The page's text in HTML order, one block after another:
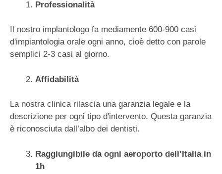
Professionalità
Il nostro implantologo fa mediamente 600-900 casi
d'impiantologia orale ogni anno, cioè detto con parole
semplici 2-3 casi al giorno.
Affidabilità
La nostra clinica rilascia una garanzia legale e la
descrizione per ogni tipo d'intervento. Questa garanzia
è riconosciuta dall’albo dei dentisti.
Raggiungibile da ogni aeroporto dell’Italia in
1h